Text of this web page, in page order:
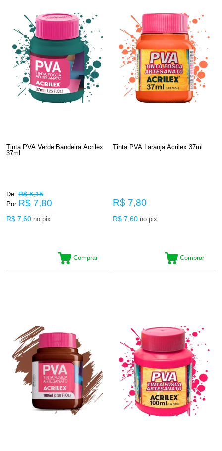
Tinta PVA Verde Bandeira Acrilex
37ml
De: R$ 8,15
Por:R$ 7,80
R$ 7,60 no pix
Comprar
Tinta PVA Laranja Acrilex 37ml
R$ 7,80
R$ 7,60 no pix
Comprar